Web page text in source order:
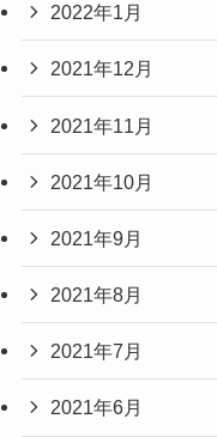
2022年1月
2021年12月
2021年11月
2021年10月
2021年9月
2021年8月
2021年7月
2021年6月